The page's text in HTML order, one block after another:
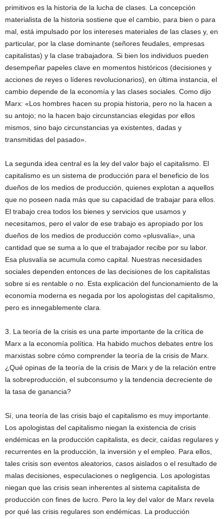
primitivos es la historia de la lucha de clases. La concepción
materialista de la historia sostiene que el cambio, para bien o para
mal, está impulsado por los intereses materiales de las clases y, en
particular, por la clase dominante (señores feudales, empresas
capitalistas) y la clase trabajadora. Si bien los individuos pueden
desempeñar papeles clave en momentos históricos (decisiones y
acciones de reyes o líderes revolucionarios), en última instancia, el
cambio depende de la economía y las clases sociales. Como dijo
Marx: «Los hombres hacen su propia historia, pero no la hacen a
su antojo; no la hacen bajo circunstancias elegidas por ellos
mismos, sino bajo circunstancias ya existentes, dadas y
transmitidas del pasado».
La segunda idea central es la ley del valor bajo el capitalismo. El
capitalismo es un sistema de producción para el beneficio de los
dueños de los medios de producción, quienes explotan a aquellos
que no poseen nada más que su capacidad de trabajar para ellos.
El trabajo crea todos los bienes y servicios que usamos y
necesitamos, pero el valor de ese trabajo es apropiado por los
dueños de los medios de producción como «plusvalía», una
cantidad que se suma a lo que el trabajador recibe por su labor.
Esa plusvalía se acumula como capital. Nuestras necesidades
sociales dependen entonces de las decisiones de los capitalistas
sobre si es rentable o no. Esta explicación del funcionamiento de la
economía moderna es negada por los apologistas del capitalismo,
pero es innegablemente clara.
3. La teoría de la crisis es una parte importante de la crítica de
Marx a la economía política. Ha habido muchos debates entre los
marxistas sobre cómo comprender la teoría de la crisis de Marx.
¿Qué opinas de la teoría de la crisis de Marx y de la relación entre
la sobreproducción, el subconsumo y la tendencia decreciente de
la tasa de ganancia?
Sí, una teoría de las crisis bajo el capitalismo es muy importante.
Los apologistas del capitalismo niegan la existencia de crisis
endémicas en la producción capitalista, es decir, caídas regulares y
recurrentes en la producción, la inversión y el empleo. Para ellos,
tales crisis son eventos aleatorios, casos aislados o el resultado de
malas decisiones, especulaciones o negligencia. Los apologistas
niegan que las crisis sean inherentes al sistema capitalista de
producción con fines de lucro. Pero la ley del valor de Marx revela
por qué las crisis regulares son endémicas. La producción